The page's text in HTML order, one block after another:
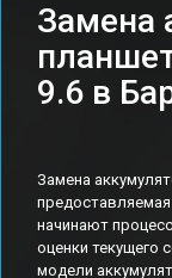
Замена
9.6 в
Замена
начинают
оценки текущего
модели